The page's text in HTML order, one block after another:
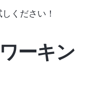
ください！
ーキン